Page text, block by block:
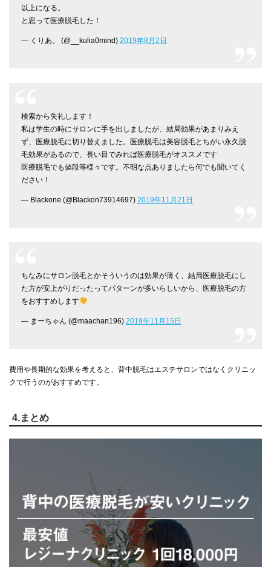
以上になる。
と思って医療脱毛した！
— くりあ。 (@__kulia0mind) 2019年8月2日
検索から失礼します！
私は学生の時にサロンに手を出しましたが、結局効果があまりみえ
ず、医療脱毛に切り替えました。医療脱毛は美容脱毛とちがい永久脱
毛効果があるので、長い目でみれば医療脱毛がオススメです
医療脱毛でも値段等様々です。不明な点ありましたら何でも聞いてく
ださい！
— Blackone (@Blackon73914697) 2019年11月21日
ちなみにサロン脱毛とかそういうのは効果が薄く、結局医療脱毛にし
た方が安上がりだったってパターンが多いらしいから、医療脱毛の方
をおすすめします
— まーちゃん (@maachan196) 2019年11月15日
費用や長期的な効果を考えると、背中脱毛はエステサロンではなくクリニッ
クで行うのがおすすめです。
4.まとめ